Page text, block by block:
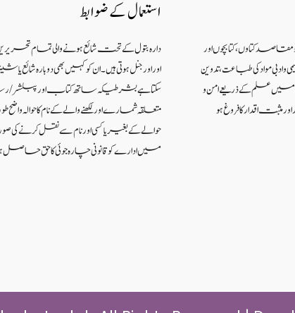
استعمال کے ضوابط
دارہ بتول کے تحت شائع ہونے والی تمام
اور اورجنل ہوتی ہیں۔ ان کو کہیں بھی دوبارہ شائع
سکتا ہے بشرطیکہ ساتھ کتاب اور
متعلقہ شمارے اور لکھنے والے کے نام کا حوالہ واضح
حوالے کے بغیر یا کسی اور نام سے نقل کرنے
میں ادارے کو قانونی چارہ جوئی کا حق حاصل
کتاوں ، کتابچوں اور
مواد کی طباعت، تدوین
میں علم کے ذریعےامن و
اقدار کا فروغ ہو